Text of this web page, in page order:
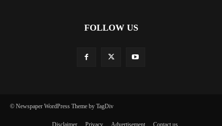
FOLLOW US
© Newspaper WordPress Theme by TagDiv
Disclaimer Privacy Advertisement Contact us